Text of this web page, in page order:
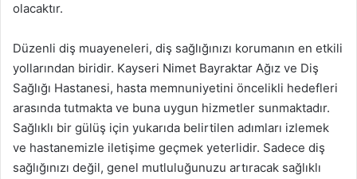
olacaktır.
Düzenli diş muayeneleri, diş sağlığınızı korumanın en etkili
yollarından biridir. Kayseri Nimet Bayraktar Ağız ve Diş
Sağlığı Hastanesi, hasta memnuniyetini öncelikli hedefleri
arasında tutmakta ve buna uygun hizmetler sunmaktadır.
Sağlıklı bir gülüş için yukarıda belirtilen adımları izlemek
ve hastanemizle iletişime geçmek yeterlidir. Sadece diş
sağlığınızı değil, genel mutluluğunuzu artıracak sağlıklı